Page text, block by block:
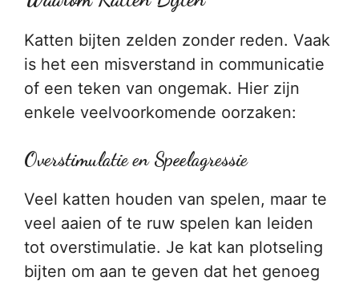
Katten bijten zelden zonder reden. Vaak
is het een misverstand in communicatie
of een teken van ongemak. Hier zijn
enkele veelvoorkomende oorzaken:
Overstimulatie en Speelagressie
Veel katten houden van spelen, maar te
veel aaien of te ruw spelen kan leiden
tot overstimulatie. Je kat kan plotseling
bijten om aan te geven dat het genoeg